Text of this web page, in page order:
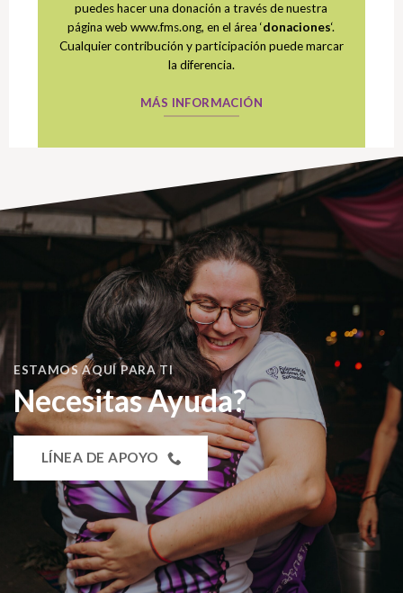
puedes hacer una donación a través de nuestra
página web www.fms.ong, en el área ‘donaciones‘.
Cualquier contribución y participación puede marcar
la diferencia.
MÁS INFORMACIÓN
ESTAMOS AQUÍ PARA TI
Necesitas Ayuda?
LÍNEA DE APOYO